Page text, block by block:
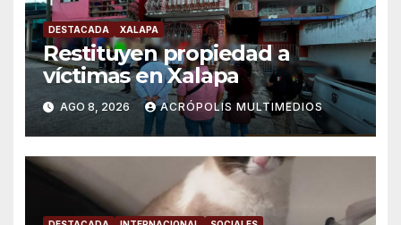
DESTACADA XALAPA
Restituyen propiedad a
víctimas en Xalapa
AGO 8, 2026 ACRÓPOLIS MULTIMEDIOS